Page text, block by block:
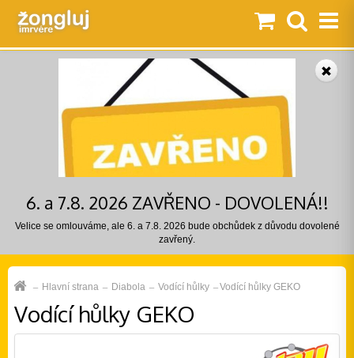
6. a 7.8. 2026 ZAVŘENO - DOVOLENÁ!!
Velice se omlouváme, ale 6. a 7.8. 2026 bude obchůdek z důvodu dovolené
zavřený.
Hlavní strana Diabola Vodící hůlky Vodící hůlky GEKO
Vodící hůlky GEKO